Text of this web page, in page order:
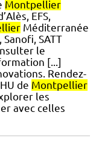
Montpellier
EFS,
Méditerranée
SATT
le
[...]
Rendez-
de Montpellier
les
avec celles